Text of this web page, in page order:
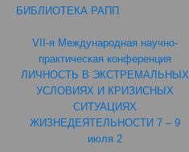
БИБЛИОТЕКА РАПП
VII-я Международная научно-
практическая конференция
ЛИЧНОСТЬ В ЭКСТРЕМАЛЬНЫХ
УСЛОВИЯХ И КРИЗИСНЫХ
СИТУАЦИЯХ
ЖИЗНЕДЕЯТЕЛЬНОСТИ 7 – 9
июля 2